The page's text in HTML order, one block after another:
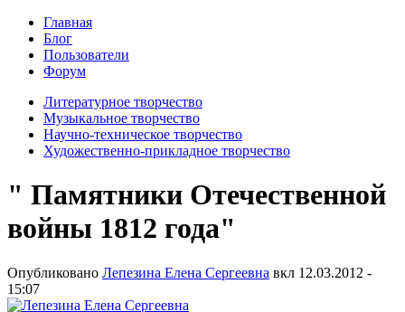
Главная
Блог
Пользователи
Форум
Литературное творчество
Музыкальное творчество
Научно-техническое творчество
Художественно-прикладное творчество
" Памятники Отечественной
войны 1812 года"
Опубликовано Лепезина Елена Сергеевна вкл 12.03.2012 -
15:07